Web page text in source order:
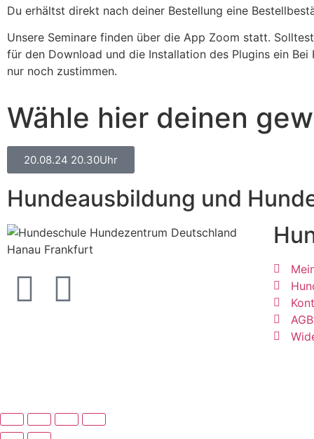
Du erhältst direkt nach deiner Bestellung eine
Unsere Seminare finden über die App Zoom statt.
für den Download und die Installation des Plugins ein
nur noch zustimmen.
Wähle hier deinen
20.08.24 20.30Uhr
Hundeausbildung und
AGB